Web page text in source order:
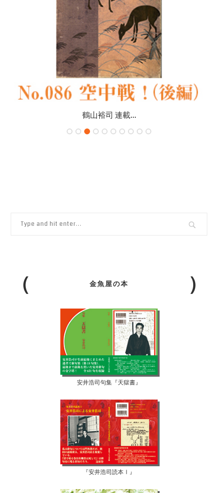
鶴山裕司 連載...
金魚屋の本
安井浩司句集『天獄書』
『安井浩司読本Ⅰ』